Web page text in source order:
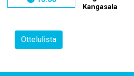
Kangasala
Ottelulista